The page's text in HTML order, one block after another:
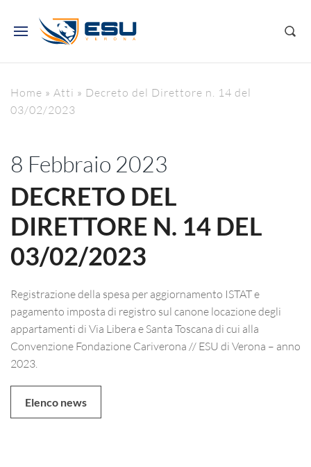
Home » Atti » Decreto del Direttore n. 14 del
03/02/2023
8 Febbraio 2023
DECRETO DEL
DIRETTORE N. 14 DEL
03/02/2023
Registrazione della spesa per aggiornamento ISTAT e
pagamento imposta di registro sul canone locazione degli
appartamenti di Via Libera e Santa Toscana di cui alla
Convenzione Fondazione Cariverona // ESU di Verona – anno
2023.
Elenco news